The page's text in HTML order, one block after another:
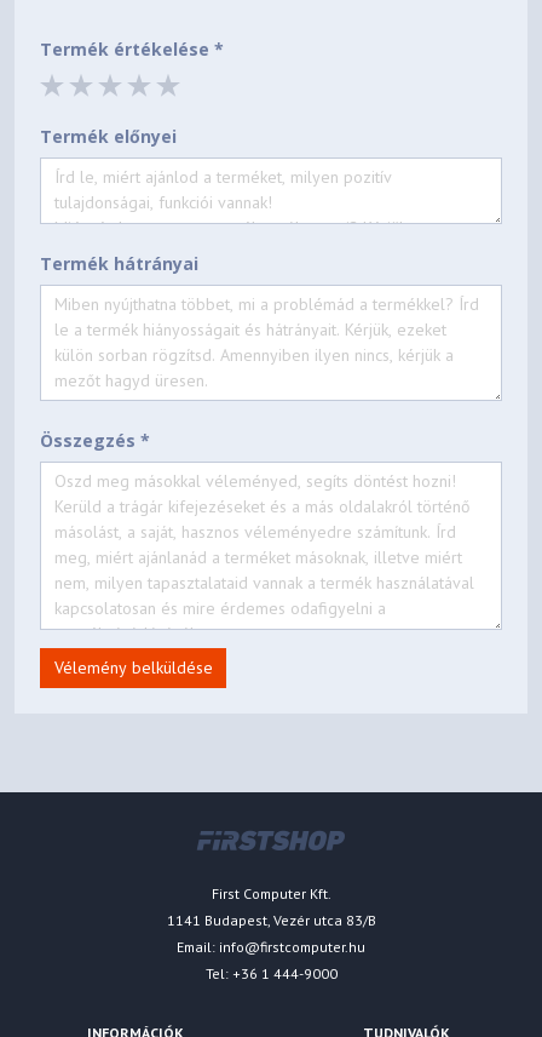
Termék értékelése *
Termék előnyei
Termék hátrányai
Összegzés *
Vélemény belküldése
First Computer Kft.
1141 Budapest, Vezér utca 83/B
Email: info@firstcomputer.hu
Tel: +36 1 444-9000
INFORMÁCIÓK TUDNIVALÓK